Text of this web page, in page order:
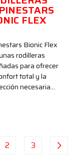
FLEX
Bionic Flex
rodilleras
para ofrecer
total y la
necesaria…
2 3